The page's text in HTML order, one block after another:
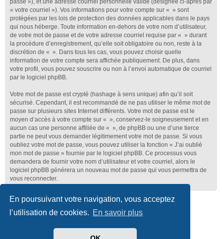
En poursuivant votre navigation, vous acceptez
l’utilisation de cookies. En savoir plus
passe »), et une adresse courriel personnelle valide (désignée ci-après par
« votre courriel »). Vos informations pour votre compte sur « » sont
protégées par les lois de protection des données applicables dans le pays
qui nous héberge. Toute information en-dehors de votre nom d’utilisateur,
de votre mot de passe et de votre adresse courriel requise par « » durant
la procédure d’enregistrement, qu’elle soit obligatoire ou non, reste à la
discrétion de « ». Dans tous les cas, vous pouvez choisir quelle
information de votre compte sera affichée publiquement. De plus, dans
votre profil, vous pouvez souscrire ou non à l’envoi automatique de courriel
par le logiciel phpBB.
Votre mot de passe est crypté (hashage à sens unique) afin qu’il soit
sécurisé. Cependant, il est recommandé de ne pas utiliser le même mot de
passe sur plusieurs sites Internet différents. Votre mot de passe est le
moyen d’accès à votre compte sur « », conservez-le soigneusement et en
aucun cas une personne affiliée de « », de phpBB ou une d’une tierce
partie ne peut vous demander légitimement votre mot de passe. Si vous
oubliez votre mot de passe, vous pouvez utiliser la fonction « J’ai oublié
mon mot de passe » fournie par le logiciel phpBB. Ce processus vous
demandera de fournir votre nom d’utilisateur et votre courriel, alors le
logiciel phpBB générera un nouveau mot de passe qui vous permettra de
vous reconnecter.